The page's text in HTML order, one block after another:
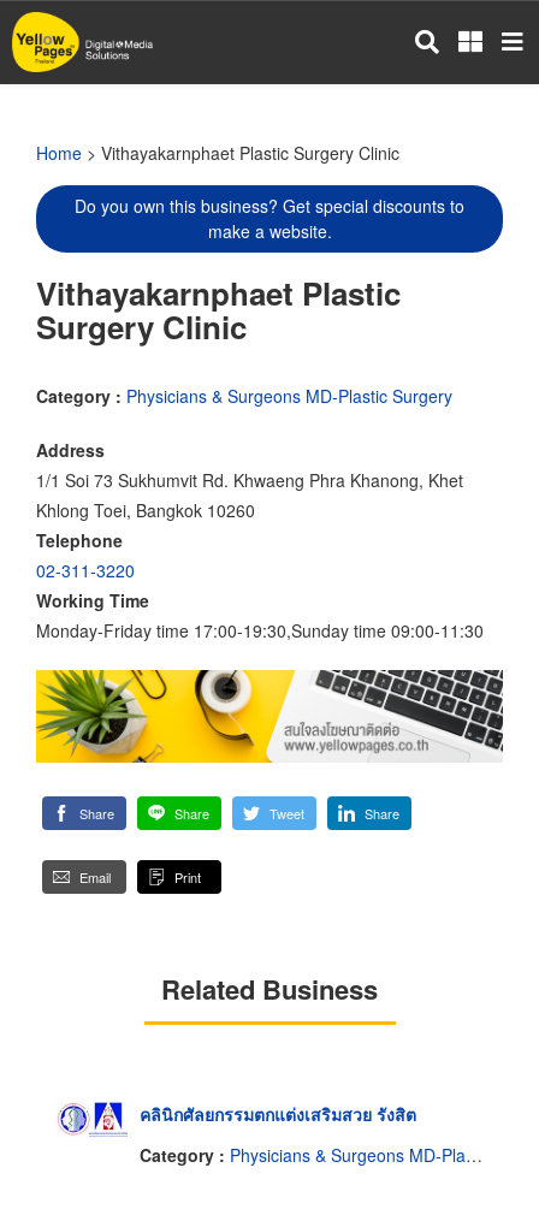
Skip
to
main
Home > Vithayakarnphaet Plastic Surgery Clinic
Do you own this business? Get special discounts to
make a website.
Vithayakarnphaet Plastic
Surgery Clinic
Category : Physicians & Surgeons MD-Plastic Surgery
Address
1/1 Soi 73 Sukhumvit Rd. Khwaeng Phra Khanong, Khet
Khlong Toei, Bangkok 10260
Telephone
02-311-3220
Working Time
Monday-Friday time 17:00-19:30,Sunday time 09:00-11:30
Share Share Tweet Share
Email Print
Related Business
คลินิกศัลยกรรมตกแต่งเสริมสวย รังสิต
Category : Physicians & Surgeons MD-Plastic Surgery